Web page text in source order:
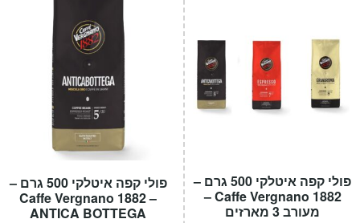
פולי קפה איטלקי 500 גרם –
Caffe Vergnano 1882 –
ANTICA BOTTEGA
פולי קפה איטלקי 500 גרם –
Caffe Vergnano 1882 –
מעורב 3 מארזים